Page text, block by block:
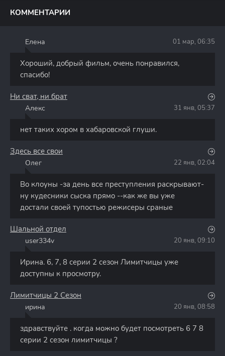
КОММЕНТАРИИ
Елена 01 мар, 06:35
Хороший, добрый фильм, очень понравился,
спасибо!
Ни сват, ни брат
Алекс 31 янв, 05:37
нет таких хором в хабаровской глуши.
Здесь все свои
Олег 22 янв, 02:04
Во клоуны -за день все преступления раскрывают-
ну кудесники сыска прямо --как же вы уже
достали своей тупостью режисеры сраные
Шальной отдел
user334v 20 янв, 09:10
Ирина. 6, 7, 8 серии 2 сезон Лимитчицы уже
доступны к просмотру.
Лимитчицы 2 Сезон
ирина 20 янв, 08:58
здравствуйте . когда можно будет посмотреть 6 7 8
серии 2 сезон лимитчицы ?